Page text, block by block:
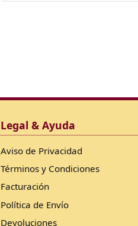
Legal & Ayuda
Aviso de Privacidad
Términos y Condiciones
Facturación
Política de Envío
Devoluciones